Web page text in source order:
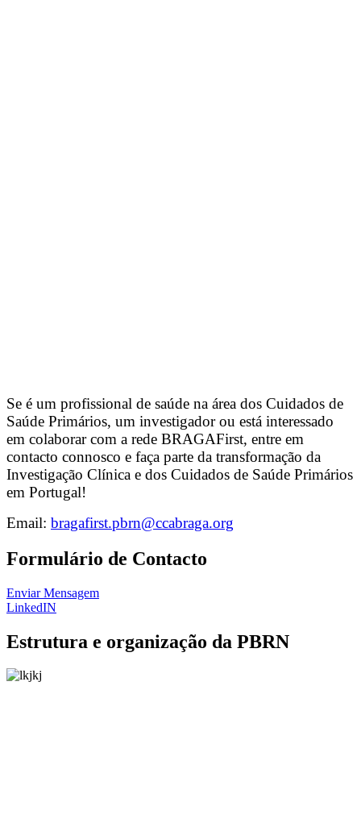
Se é um profissional de saúde na área dos Cuidados de
Saúde Primários, um investigador ou está interessado
em colaborar com a rede BRAGAFirst, entre em
contacto connosco e faça parte da transformação da
Investigação Clínica e dos Cuidados de Saúde Primários
em Portugal!
Email: bragafirst.pbrn@ccabraga.org
Formulário de Contacto
Enviar Mensagem
LinkedIN
Estrutura e organização da PBRN